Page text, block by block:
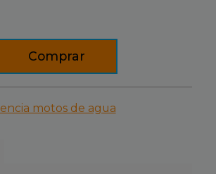
Comprar
motos de agua